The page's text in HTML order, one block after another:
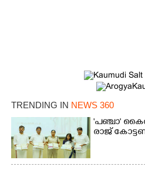
TRENDING IN NEWS 360
'​പ​ഞ്ചാ​'​
രാ​ജ്